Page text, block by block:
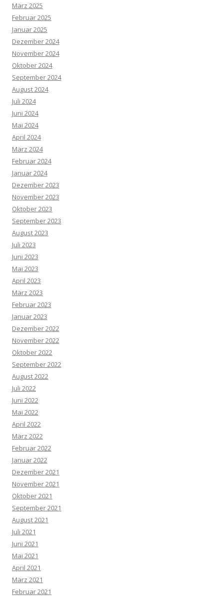
März 2025
Februar 2025
Januar 2025
Dezember 2024
November 2024
Oktober 2024
September 2024
August 2024
Juli 2024
Juni 2024
Mai 2024
April 2024
März 2024
Februar 2024
Januar 2024
Dezember 2023
November 2023
Oktober 2023
September 2023
August 2023
Juli 2023
Juni 2023
Mai 2023
April 2023
März 2023
Februar 2023
Januar 2023
Dezember 2022
November 2022
Oktober 2022
September 2022
August 2022
Juli 2022
Juni 2022
Mai 2022
April 2022
März 2022
Februar 2022
Januar 2022
Dezember 2021
November 2021
Oktober 2021
September 2021
August 2021
Juli 2021
Juni 2021
Mai 2021
April 2021
März 2021
Februar 2021